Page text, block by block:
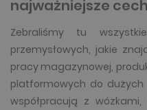
najważniejsze
Zebraliśmy tu
przemysłowych, jakie
pracy magazynowej,
platformowych do dużych
współpracują z